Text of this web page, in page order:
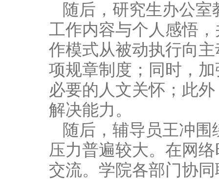
随后，研究生办公
工作内容与个人感悟
作模式从被动执行向
项规章制度；同时，
必要的人文关怀；此
解决能力。
随后，辅导员王冲
压力普遍较大。在网
交流。学院各部门协